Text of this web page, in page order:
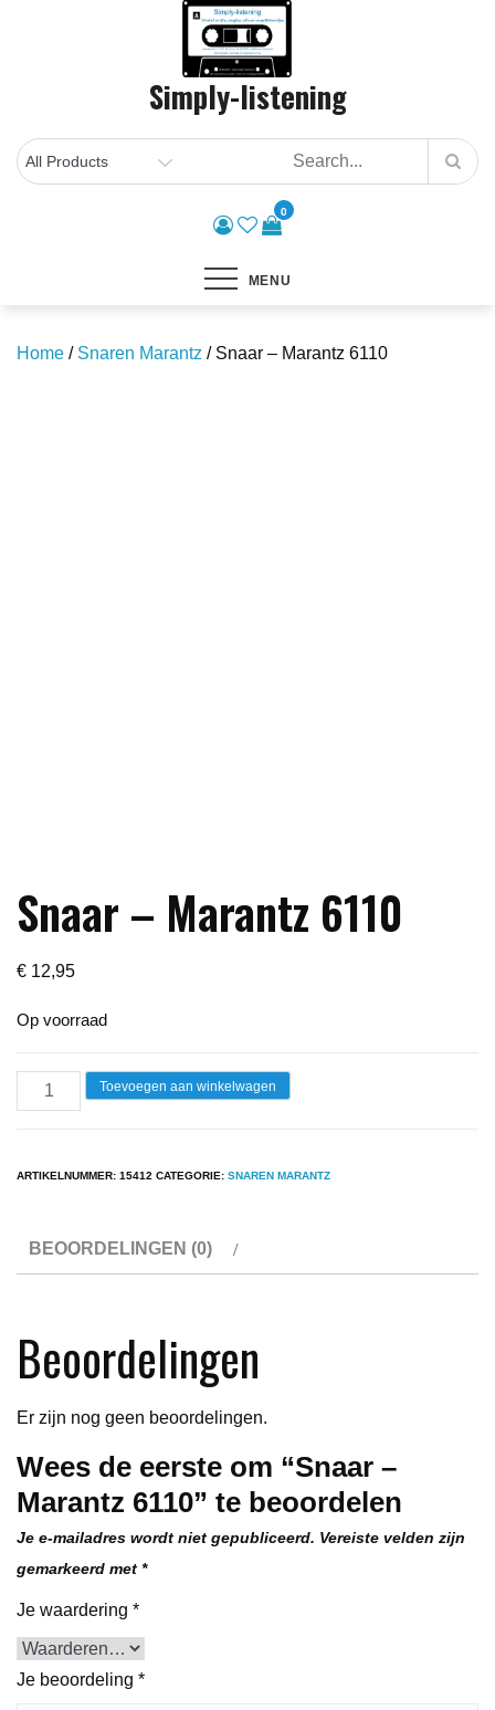
Simply-listening
0
MENU
Home / Snaren Marantz / Snaar – Marantz 6110
Snaar – Marantz 6110
€ 12,95
Op voorraad
Snaar
-
6110
Toevoegen aan winkelwagen
ARTIKELNUMMER: 15412 CATEGORIE: SNAREN MARANTZ
BEOORDELINGEN (0)
Beoordelingen
Er zijn nog geen beoordelingen.
Wees de eerste om “Snaar –
Marantz 6110” te beoordelen
Je e-mailadres wordt niet gepubliceerd. Vereiste velden zijn
gemarkeerd met *
Je waardering *
Je beoordeling *